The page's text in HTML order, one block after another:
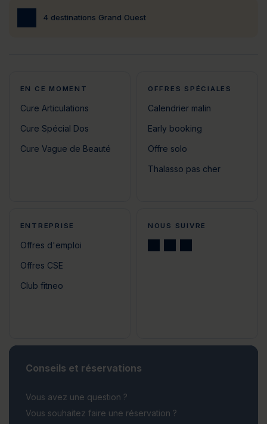
4 destinations Grand Ouest
EN CE MOMENT
Cure Articulations
Cure Spécial Dos
Cure Vague de Beauté
OFFRES SPÉCIALES
Calendrier malin
Early booking
Offre solo
Thalasso pas cher
ENTREPRISE
Offres d'emploi
Offres CSE
Club fitneo
NOUS SUIVRE
Conseils et réservations
Vous avez une question ?
Vous souhaitez faire une réservation ?